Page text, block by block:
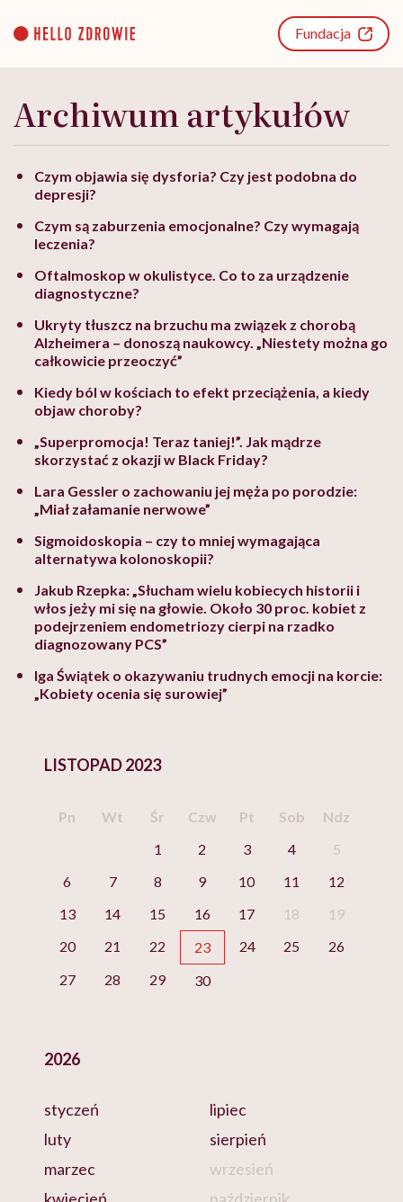
content
Fundacja
Archiwum artykułów
Czym objawia się dysforia? Czy jest podobna do
depresji?
Czym są zaburzenia emocjonalne? Czy wymagają
leczenia?
Oftalmoskop w okulistyce. Co to za urządzenie
diagnostyczne?
Ukryty tłuszcz na brzuchu ma związek z chorobą
Alzheimera – donoszą naukowcy. „Niestety można go
całkowicie przeoczyć”
Kiedy ból w kościach to efekt przeciążenia, a kiedy
objaw choroby?
„Superpromocja! Teraz taniej!”. Jak mądrze
skorzystać z okazji w Black Friday?
Lara Gessler o zachowaniu jej męża po porodzie:
„Miał załamanie nerwowe”
Sigmoidoskopia – czy to mniej wymagająca
alternatywa kolonoskopii?
Jakub Rzepka: „Słucham wielu kobiecych historii i
włos jeży mi się na głowie. Około 30 proc. kobiet z
podejrzeniem endometriozy cierpi na rzadko
diagnozowany PCS”
Iga Świątek o okazywaniu trudnych emocji na korcie:
„Kobiety ocenia się surowiej”
LISTOPAD 2023
Pn Wt Śr Czw Pt Sob
Ndz
1
2 3 4
5
6
7 8 9 10 11
12
13
14 15 16 17 18
19
20
21 22 23 24 25
26
27
28 29 30
2026
styczeń
luty
marzec
lipiec
sierpień
wrzesień